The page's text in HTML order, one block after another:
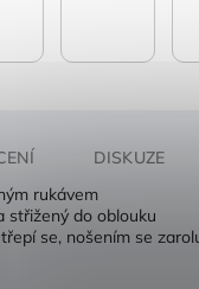
DISKUZE
rukávem
střižený do oblouku
se, nošením se